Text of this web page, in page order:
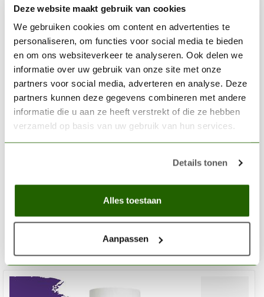
Deze website maakt gebruik van cookies
We gebruiken cookies om content en advertenties te
personaliseren, om functies voor social media te bieden
en om ons websiteverkeer te analyseren. Ook delen we
informatie over uw gebruik van onze site met onze
partners voor social media, adverteren en analyse. Deze
partners kunnen deze gegevens combineren met andere
informatie die u aan ze heeft verstrekt of die ze hebben
verzameld op basis van uw gebruik van hun services.
Details tonen
Alles toestaan
Aanpassen
€7,49